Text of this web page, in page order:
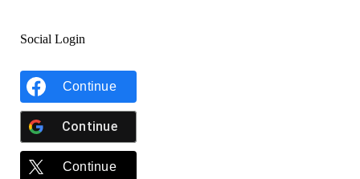
Social Login
Continue
Continue
Continue